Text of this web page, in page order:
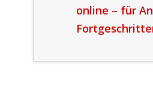
online – für